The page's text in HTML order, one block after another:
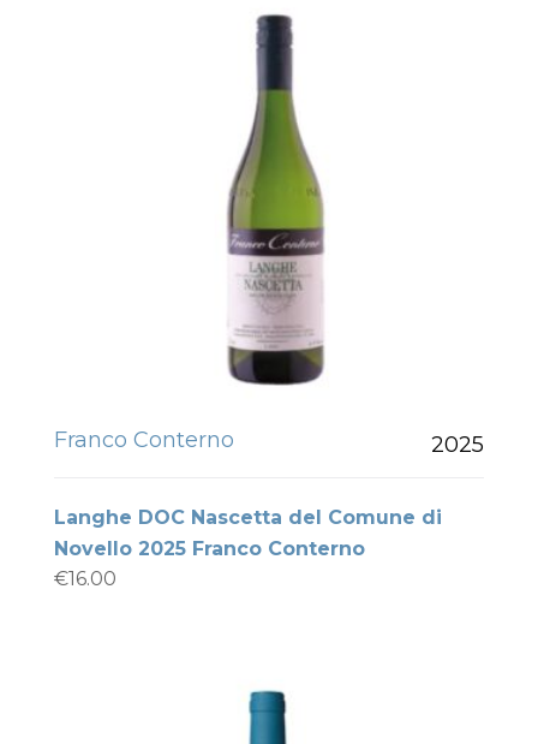
Franco Conterno 2025
Langhe DOC Nascetta del Comune di
Novello 2025 Franco Conterno
€16.00